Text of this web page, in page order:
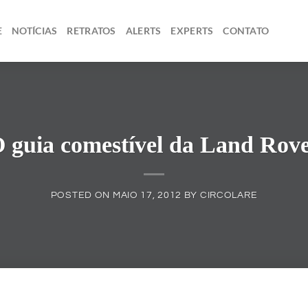
NOTÍCIAS RETRATOS ALERTS EXPERTS CONTATO
guia comestível da Land
POSTED ON MAIO 17, 2012 BY CIRCOLARE